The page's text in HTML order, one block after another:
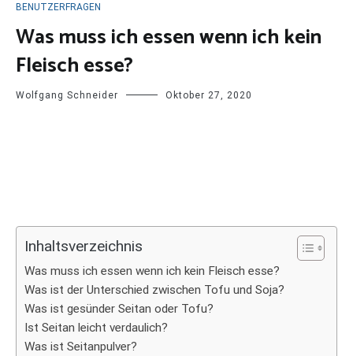
BENUTZERFRAGEN
Was muss ich essen wenn ich kein
Fleisch esse?
Wolfgang Schneider Oktober 27, 2020
Inhaltsverzeichnis
Was muss ich essen wenn ich kein Fleisch esse?
Was ist der Unterschied zwischen Tofu und Soja?
Was ist gesünder Seitan oder Tofu?
Ist Seitan leicht verdaulich?
Was ist Seitanpulver?